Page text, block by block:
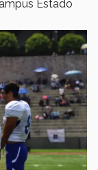
Estado